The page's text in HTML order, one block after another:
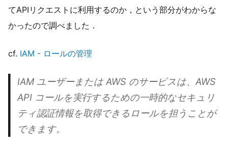
てAPIリクエストに利用するのか，という部分がわからな
かったので調べました．
cf. IAM - ロールの管理
IAM ユーザーまたは AWS のサービスは、AWS
API コールを実行するための一時的なセキュリ
ティ認証情報を取得できるロールを担うことが
できます。